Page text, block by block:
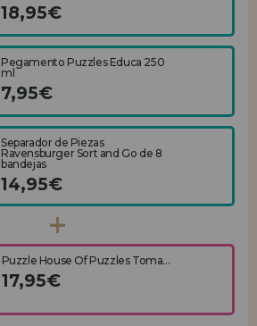
18,95€
Pegamento Puzzles Educa 250
ml
7,95€
Separador de Piezas
Ravensburger Sort and Go de 8
bandejas
14,95€
Puzzle House Of Puzzles Toma...
17,95€